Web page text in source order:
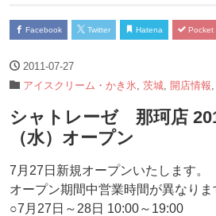
Facebook Twitter Hatena Pocket
2011-07-27
アイスクリーム・かき氷 茨城 開店情報
シャトレーゼ 那珂店
（水）オープン
7月27日新規オープンいたします。
オープン期間中営業時間が異なりま
○7月27日～28日 10:00～19:00